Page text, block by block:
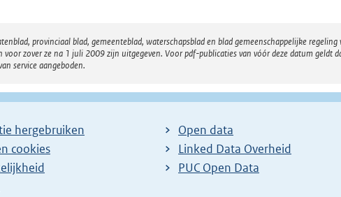
provinciaal blad, gemeenteblad, waterschapsblad en blad gemeenschappelijke
zover ze na 1 juli 2009 zijn uitgegeven. Voor pdf-publicaties van vóór deze datum geldt
service aangeboden.
hergebruiken
cookies
Open data
Linked Data Overheid
PUC Open Data